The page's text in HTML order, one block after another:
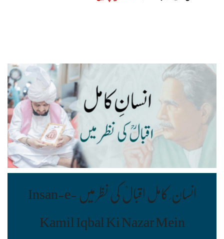
انسان ِ کامل اقبالؒ کی نظر میں Insan-e-
Kamil Iqbal Ki Nazar Mein